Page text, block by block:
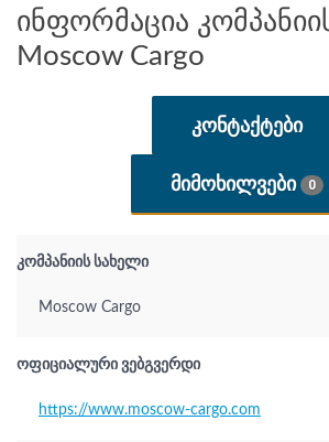
ინფორმაცია
Moscow Cargo
ᲙᲝᲜᲢᲐᲥᲢᲔᲑᲘ
ᲛᲘᲛᲝᲮᲘᲚᲕᲔᲑᲘ 0
კომპანიის სახელი
Moscow Cargo
ოფიციალური ვებგვერდი
https://www.moscow-cargo.com